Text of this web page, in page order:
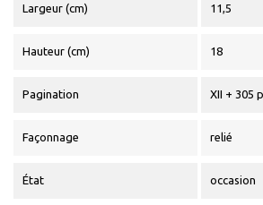
Largeur (cm) 11,5
Hauteur (cm) 18
Pagination XII + 305
Façonnage relié
État occasion